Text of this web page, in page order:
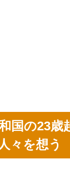
国の23歳
々を想う